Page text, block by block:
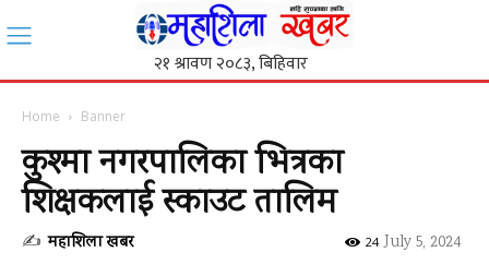
Home Banner
कुश्मा नगरपालिका भित्रका
शिक्षकलाई स्काउट तालिम
✍ महाशिला खबर July 5, 2024
24